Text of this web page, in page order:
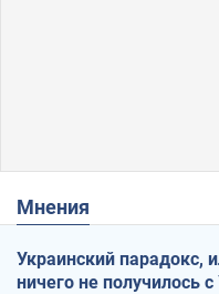
Мнения
Украинский парадокс,
ничего не получилось